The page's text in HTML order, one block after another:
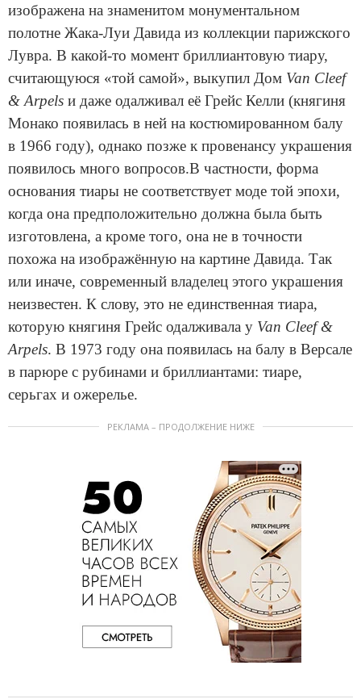
изображена на знаменитом монументальном
полотне Жака-Луи Давида из коллекции парижского
Лувра. В какой-то момент бриллиантовую тиару,
считающуюся «той самой», выкупил Дом Van Cleef
& Arpels и даже одалживал её Грейс Келли (княгиня
Монако появилась в ней на костюмированном балу
в 1966 году), однако позже к провенансу украшения
появилось много вопросов.В частности, форма
основания тиары не соответствует моде той эпохи,
когда она предположительно должна была быть
изготовлена, а кроме того, она не в точности
похожа на изображённую на картине Давида. Так
или иначе, современный владелец этого украшения
неизвестен. К слову, это не единственная тиара,
которую княгиня Грейс одалживала у Van Cleef &
Arpels. В 1973 году она появилась на балу в Версале
в парюре с рубинами и бриллиантами: тиаре,
серьгах и ожерелье.
РЕКЛАМА – ПРОДОЛЖЕНИЕ НИЖЕ